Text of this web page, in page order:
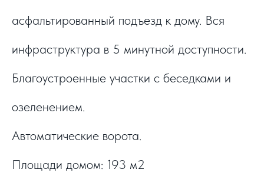
асфальтированный подъезд к дому. Вся
инфраструктура в 5 минутной доступности.
Благоустроенные участки с беседками и
озеленением.
Автоматические ворота.
Площади домом: 193 м2